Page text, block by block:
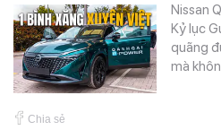
Nissan
Kỷ lục
quãng
mà
Chia sẻ